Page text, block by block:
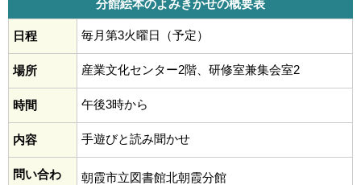
分館絵本のよみきかせの概要表
日程 毎月第3火曜日（予定）
場所 産業文化センター2階、研修室兼集会室2
時間 午後3時から
内容 手遊びと読み聞かせ
問い合わ
朝霞市立図書館北朝霞分館